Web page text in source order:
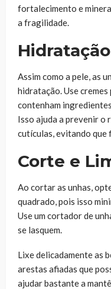
fortalecimento e
a fragilidade.
Assim como a pele, as
hidratação. Use cremes
contenham
Isso ajuda a prevenir o
cutículas, evitando que
Corte e
Ao cortar as unhas,
quadrado, pois isso
Use um cortador de
se lasquem.
Lixe delicadamente as
arestas afiadas que
ajudar bastante a